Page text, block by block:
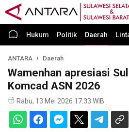
Hukum Politik Daerah
ANTARA Daerah
Wamenhan apresiasi
Komcad ASN 2026
Rabu, 13 Mei 2026 17:33 WIB